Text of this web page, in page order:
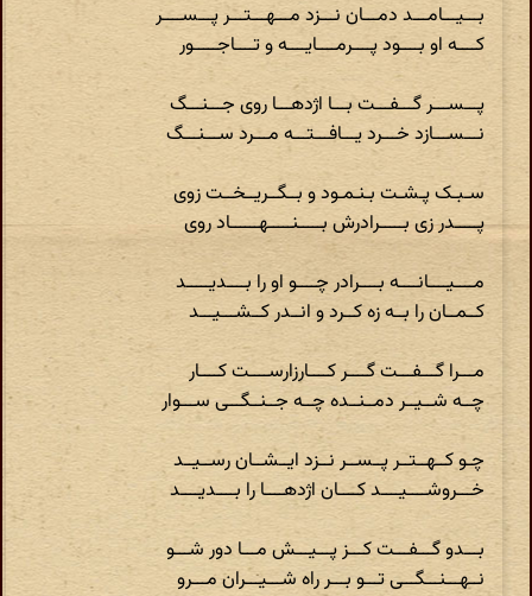
بـــیـــامـــد دمـــان نـــزد مـــهـــتـــر پـــســــر
کــــه او بــــود پــــرمــــایــــه و تــــاجـــــور
پـــســـر گـــفـــت بـــا اژدهـــا روی جـــنـــگ
نـــســـازد خـــرد یـــافـــتـــه مـــرد ســـنـــگ
سـبـک پـشـت بـنـمـود و بــگــریــخــت زوی
پـــــدر زی بـــــرادرش بـــــنـــــهــــــاد روی
مــــیــــانــــه بــــرادر چــــو او را بــــدیـــــد
کــمــان را بــه زه کــرد و انــدر کــشـــیـــد
مـــرا گـــفـــت گــــر کــــارزارســــت کــــار
چــه شــیــر دمــنــده چــه جــنــگـــی ســـوار
چـو کــهــتــر پــســر نــزد ایــشــان رســیــد
خـــروشــــیــــد کــــان اژدهــــا را بــــدیــــد
بـــدو گـــفـــت کـــز پـــیـــش مـــا دور شـــو
نــهـــنـــگـــی تـــو بـــر راه شـــیـــران مـــرو